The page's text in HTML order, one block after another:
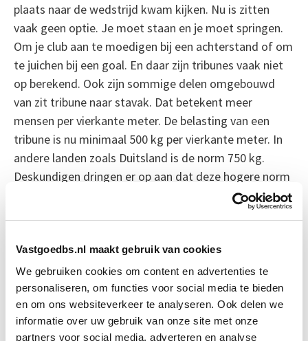
Vastgoedbs.nl maakt gebruik van cookies
We gebruiken cookies om content en advertenties te
personaliseren, om functies voor social media te bieden
en om ons websiteverkeer te analyseren. Ook delen we
informatie over uw gebruik van onze site met onze
partners voor social media, adverteren en analyse
plaats naar de wedstrijd kwam kijken. Nu is zitten
vaak geen optie. Je moet staan en je moet springen.
Om je club aan te moedigen bij een achterstand of om
te juichen bij een goal. En daar zijn tribunes vaak niet
op berekend. Ook zijn sommige delen omgebouwd
van zit tribune naar stavak. Dat betekent meer
mensen per vierkante meter. De belasting van een
tribune is nu minimaal 500 kg per vierkante meter. In
andere landen zoals Duitsland is de norm 750 kg.
Deskundigen dringen er op aan dat deze hogere norm
Boeiend verhaal? Duik dan eens
in deze opleidingen:
Integraal Vastgoedinspecteur Start Direct